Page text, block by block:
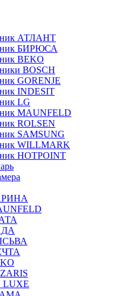
АТЛАНТ
БИРЮСА
BEKO
BOSCH
GORENJE
INDESIT
LG
MAUNFELD
ROLSEN
SAMSUNG
WILLMARK
HOTPOINT
LUXE